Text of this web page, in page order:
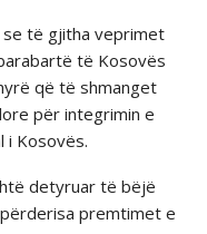
të gjitha veprimet
të Kosovës
që të shmanget
për integrimin e
i Kosovës.
detyruar të bëjë
premtimet e